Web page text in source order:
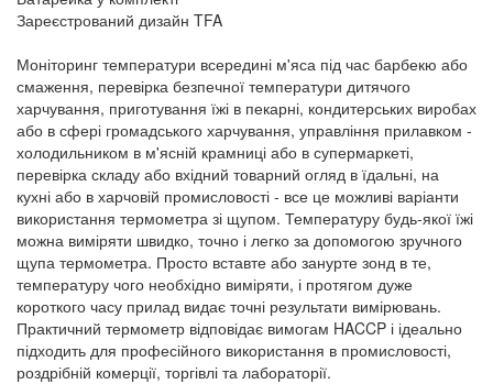
Зареєстрований дизайн TFA
Моніторинг температури всередині м'яса під час барбекю або
смаження, перевірка безпечної температури дитячого
харчування, приготування їжі в пекарні, кондитерських виробах
або в сфері громадського харчування, управління прилавком -
холодильником в м'ясній крамниці або в супермаркеті,
перевірка складу або вхідний товарний огляд в їдальні, на
кухні або в харчовій промисловості - все це можливі варіанти
використання термометра зі щупом. Температуру будь-якої їжі
можна виміряти швидко, точно і легко за допомогою зручного
щупа термометра. Просто вставте або занурте зонд в те,
температуру чого необхідно виміряти, і протягом дуже
короткого часу прилад видає точні результати вимірювань.
Практичний термометр відповідає вимогам HACCP і ідеально
підходить для професійного використання в промисловості,
роздрібній комерції, торгівлі та лабораторії.